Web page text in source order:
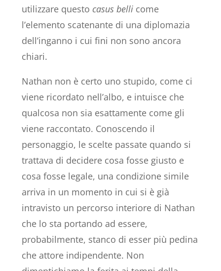
utilizzare questo casus bellicome
l’elemento scatenante di una diplomazia
dell’inganno i cui fini non sono ancora
chiari.
Nathan non è certo uno stupido, come ci
viene ricordato nell’albo, e intuisce che
qualcosa non sia esattamente come gli
viene raccontato. Conoscendo il
personaggio, le scelte passate quando si
trattava di decidere cosa fosse giusto e
cosa fosse legale, una condizione simile
arriva in un momento in cui si è già
intravisto un percorso interiore di Nathan
che lo sta portando ad essere,
probabilmente, stanco di esser più pedina
che attore indipendente. Non